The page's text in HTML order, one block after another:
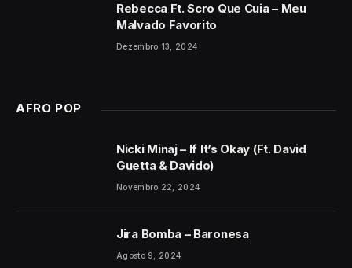
Rebecca Ft. Scro Que Cuia – Meu
Malvado Favorito
Dezembro 13, 2024
AFRO POP
Nicki Minaj – If It’s Okay (Ft. David
Guetta & Davido)
Novembro 22, 2024
Jira Bomba – Baronesa
Agosto 9, 2024